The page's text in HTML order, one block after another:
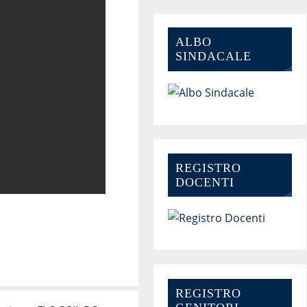
ALBO
SINDACALE
REGISTRO
DOCENTI
REGISTRO